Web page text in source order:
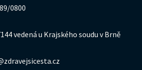
0800
vedená u Krajského soudu v Brně